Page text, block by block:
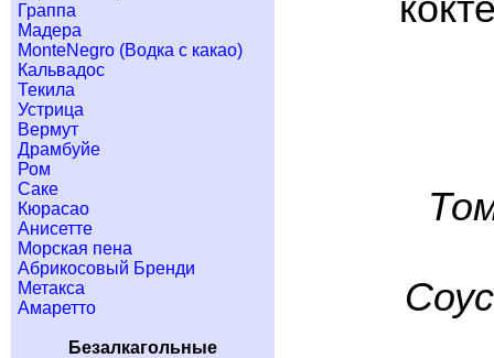
Граппа
Мадера
MonteNegro (Водка с какао)
Кальвадос
Текила
Устрица
Вермут
Драмбуйе
Ром
Саке
Кюрасао
Анисетте
Морская пена
Абрикосовый Бренди
Метакса
Амаретто
Безалкагольные